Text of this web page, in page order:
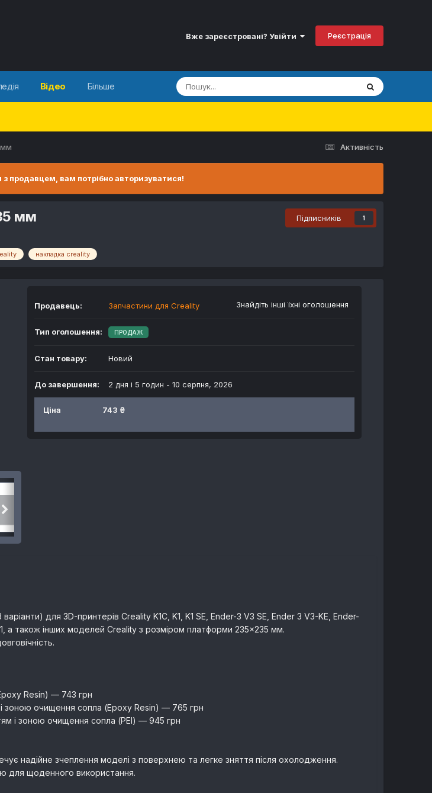
Вже зареєстровані? Увійти Реєстрація
Відео Більше
Активність
мм
продавцем, вам потрібно авторизуватися!
Підписників 1
мм
накладка creality
Продавець: Запчастини для Creality Знайдіть інші їхні оголошення
Тип оголошення: ПРОДАЖ
Стан товару: Новий
До завершення: 2 дня і 5 годин - 10 серпня, 2026
Ціна 743 ₴
для 3D-принтерів Creality K1C, K1, K1 SE, Ender-3 V3 SE, Ender 3 V3-KE, Ender-
а також інших моделей Creality з розміром платформи 235×235 мм.
Resin) — 743 грн
зоною очищення сопла (Epoxy Resin) — 765 грн
і зоною очищення сопла (PEI) — 945 грн
надійне зчеплення моделі з поверхнею та легке зняття після охолодження.
для щоденного використання.